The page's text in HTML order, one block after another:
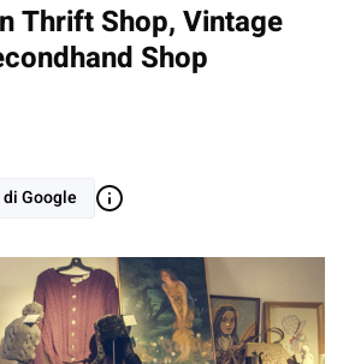
Thrift Shop, Vintage
Shop
Google